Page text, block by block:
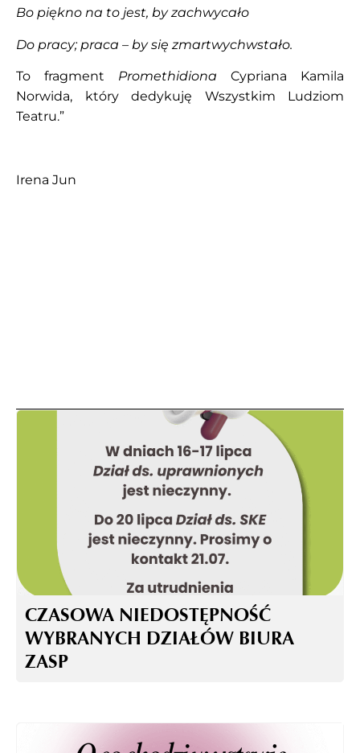
Bo piękno na to jest, by zachwycało
Do pracy; praca – by się zmartwychwstało.
To fragment Promethidiona Cypriana Kamila
Norwida, który dedykuję Wszystkim Ludziom
Teatru.”
Irena Jun
CZASOWA NIEDOSTĘPNOŚĆ
WYBRANYCH DZIAŁÓW BIURA
ZASP